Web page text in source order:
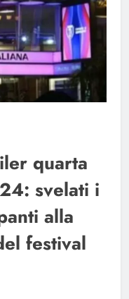
quarta
svelati i
alla
festival